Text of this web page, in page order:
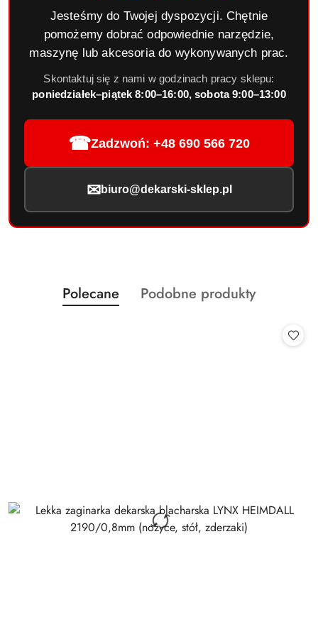
Jesteśmy do Twojej dyspozycji. Chętnie
pomożemy dobrać odpowiednie narzędzie,
maszynę lub akcesoria do wykonywanych prac.
Skontaktuj się z nami w godzinach pracy sklepu:
poniedziałek–piątek 8:00–16:00, sobota 9:00–13:00
☎Zadzwoń: +48 690 566 720
✉ biuro@dekarski-sklep.pl
Pomiń karuzelę produktów
Produkty
o
Polecane
Produkty
Podobne produkty